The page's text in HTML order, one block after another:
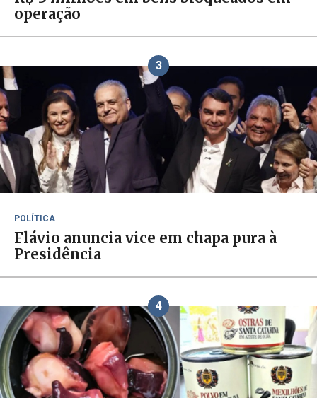
operação
3
POLÍTICA
Flávio anuncia vice em chapa pura à
Presidência
4